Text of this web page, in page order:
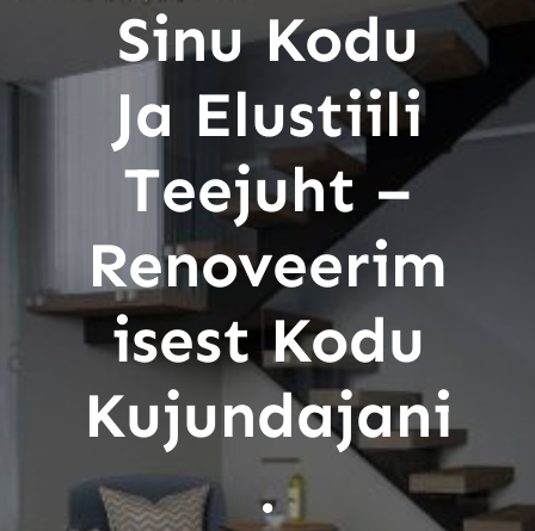
Sinu Kodu
Ja Elustiili
Teejuht –
Renoveerim
Isest Kodu
Kujundajani
.